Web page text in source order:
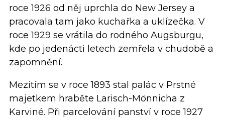
roce 1926 od něj uprchla do New Jersey a
pracovala tam jako kuchařka a uklízečka. V
roce 1929 se vrátila do rodného Augsburgu,
kde po jedenácti letech zemřela v chudobě a
zapomnění.
Mezitím se v roce 1893 stal palác v Prstné
majetkem hraběte Larisch-Mönnicha z
Karviné. Při parcelování panství v roce 1927